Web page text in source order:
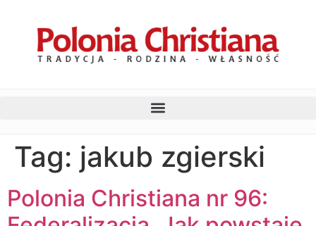
Tag: jakub zgierski
Polonia Christiana nr 96: